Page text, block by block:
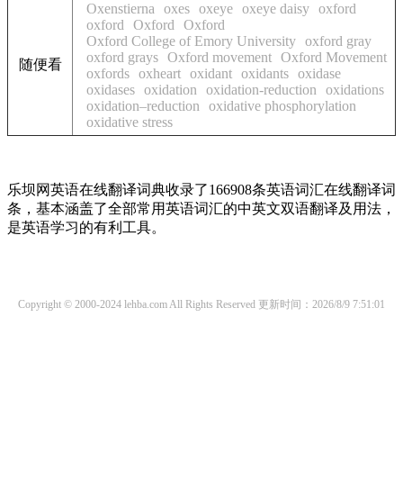
随便看
Oxenstierna oxes oxeye oxeye daisy oxford
oxford
Oxford
Oxford
Oxford College of Emory University oxford gray
oxford grays Oxford movement Oxford Movement
oxfords oxheart oxidant oxidants oxidase
oxidases oxidation oxidation-reduction
oxidations
oxidation–reduction
oxidative phosphorylation
oxidative stress
乐坝网英语在线翻译词典收录了166908条英语词汇在线翻译词
条，基本涵盖了全部常用英语词汇的中英文双语翻译及用法，
是英语学习的有利工具。
Copyright © 2000-2024 lehba.com All Rights Reserved 更新时间：2026/8/9 7:51:01